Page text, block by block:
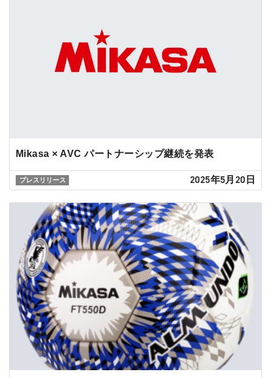
Mikasa × AVC パートナーシップ継続を発表
プレスリリース 2025年5月20日